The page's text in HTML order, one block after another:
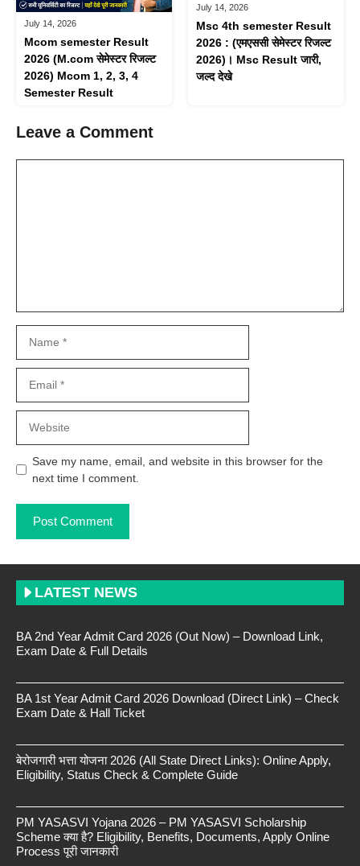
July 14, 2026
Mcom semester Result
2026 (M.com सेमेस्टर रिजल्ट
2026) Mcom 1, 2, 3, 4
Semester Result
July 14, 2026
Msc 4th semester Result
2026 : (एमएससी​ सेमेस्टर रिजल्ट
2026)। Msc Result जारी,
जल्द देखे
Leave a Comment
Save my name, email, and website in this browser for the
next time I comment.
LATEST NEWS
BA 2nd Year Admit Card 2026 (Out Now) – Download Link,
Exam Date & Full Details
BA 1st Year Admit Card 2026 Download (Direct Link) – Check
Exam Date & Hall Ticket
बेरोजगारी भत्ता योजना 2026 (All State Direct Links): Online Apply,
Eligibility, Status Check & Complete Guide
PM YASASVI Yojana 2026 – PM YASASVI Scholarship
Scheme क्या है? Eligibility, Benefits, Documents, Apply Online
Process पूरी जानकारी